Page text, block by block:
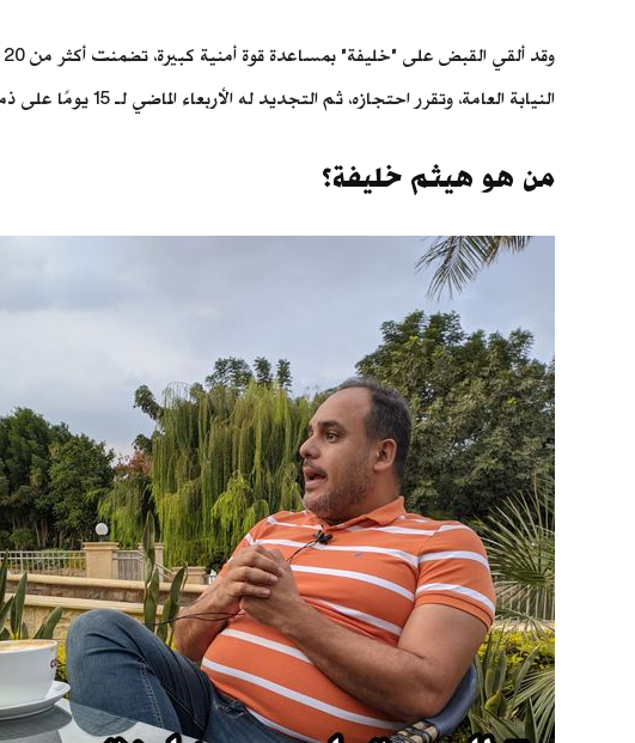
النيابة العامة، وتقرر احتجازه، ثم التجديد له الأربعاء الماضي لـ 15 يومًا على ذمة التحقيقات، ليُرحل إلى القاهرة، نقلًا إلى سجن العاشر رقم 6؛ لقضاء فترة احتجازه في انتظار المحاكمة.
من هو هيثم خليفة؟